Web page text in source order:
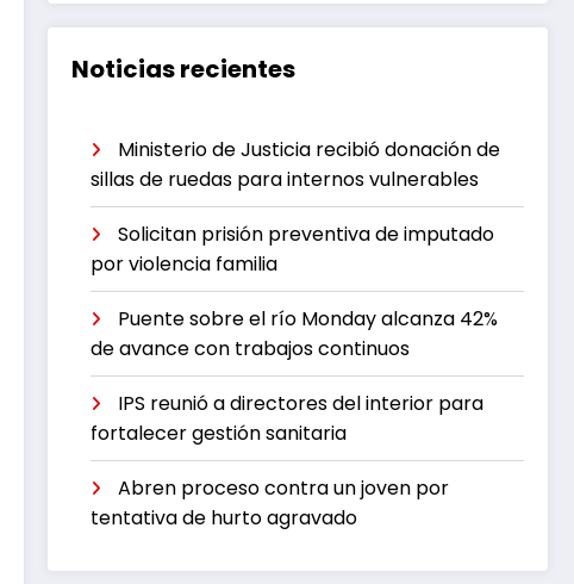
Noticias recientes
Ministerio de Justicia recibió donación de
sillas de ruedas para internos vulnerables
Solicitan prisión preventiva de imputado
por violencia familia
Puente sobre el río Monday alcanza 42%
de avance con trabajos continuos
IPS reunió a directores del interior para
fortalecer gestión sanitaria
Abren proceso contra un joven por
tentativa de hurto agravado